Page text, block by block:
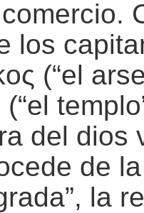
los
(“el
del dios
de la
la